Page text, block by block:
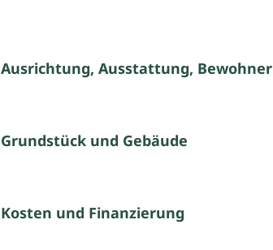
Ausrichtung, Ausstattung, Bewohner
Grundstück und Gebäude
Kosten und Finanzierung